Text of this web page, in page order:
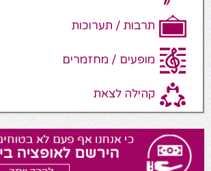
תרבות / תערוכות
מופעים / מחזמרים
קהילה לצאת